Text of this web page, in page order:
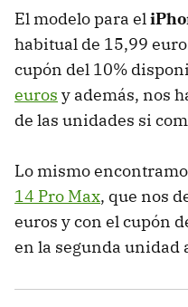
El modelo para el
habitual de 15,99
cupón del 10%
euros y además, nos
de las unidades si
Lo mismo
14 Pro Max, que nos
euros y con el cupón
en la segunda unidad